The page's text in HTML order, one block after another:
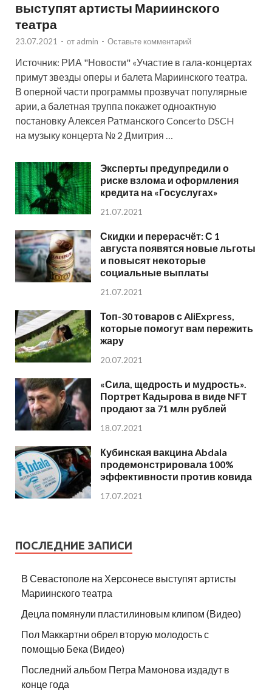
выступят артисты Мариинского
театра
23.07.2021 - от admin - Оставьте комментарий
Источник: РИА "Новости" «Участие в гала-концертах
примут звезды оперы и балета Мариинского театра.
В оперной части программы прозвучат популярные
арии, а балетная труппа покажет одноактную
постановку Алексея Ратманского Concerto DSCH
на музыку концерта № 2 Дмитрия …
Эксперты предупредили о
риске взлома и оформления
кредита на «Госуслугах»
21.07.2021
Скидки и перерасчёт: С 1
августа появятся новые льготы
и повысят некоторые
социальные выплаты
21.07.2021
Топ-30 товаров с AliExpress,
которые помогут вам пережить
жару
20.07.2021
«Сила, щедрость и мудрость».
Портрет Кадырова в виде NFT
продают за 71 млн рублей
18.07.2021
Кубинская вакцина Abdala
продемонстрировала 100%
эффективности против ковида
17.07.2021
ПОСЛЕДНИЕ ЗАПИСИ
В Севастополе на Херсонесе выступят артисты
Мариинского театра
Децла помянули пластилиновым клипом (Видео)
Пол Маккартни обрел вторую молодость с
помощью Бека (Видео)
Последний альбом Петра Мамонова издадут в
конце года